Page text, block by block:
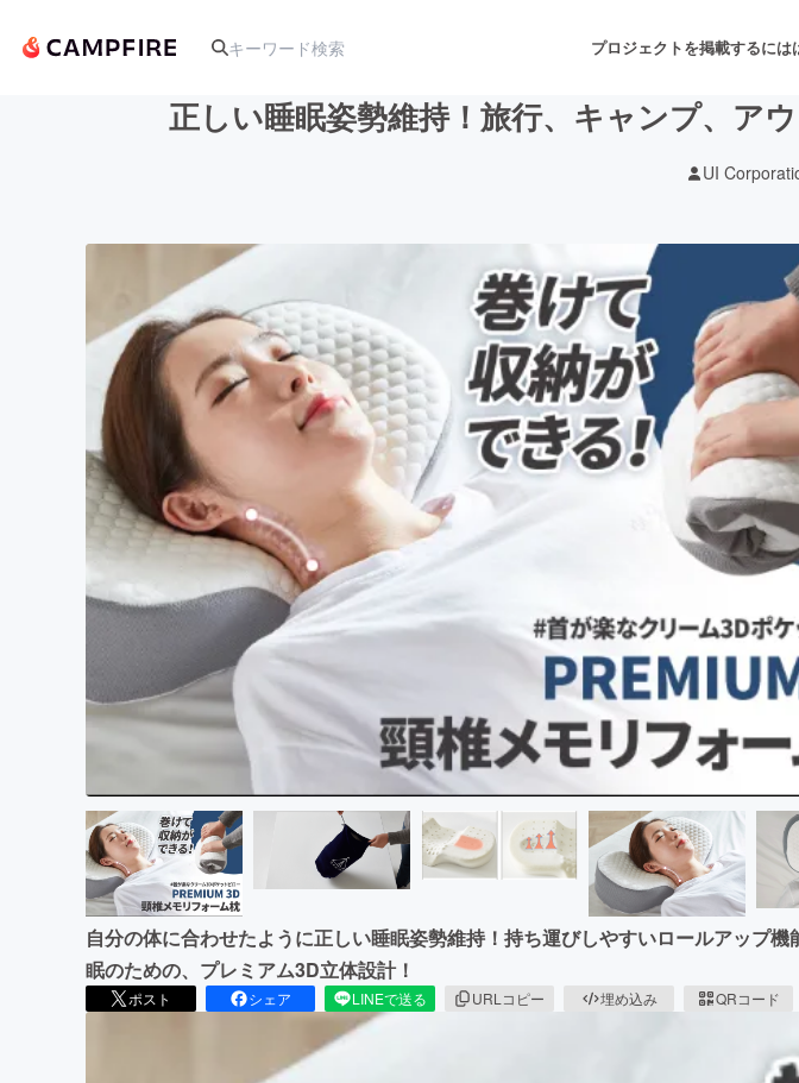
プロジェクトを掲載するには
音楽
テクノロジー・ガジェット ゲーム・サービス開発
映像・映画 書籍・雑誌出版
まちづくり・地域活性化
CAMPFIRE for Social
CAMPFIREふるさと納
正しい睡眠姿勢維持！旅行、キャンプ、ア
UI
自分の体に合わせたように正しい睡眠姿勢維持！持ち運びしやすいロールアップ機
眠のための、プレミアム3D立体設計！
ポスト シェア LINEで送る URLコピー 埋め込み QRコード